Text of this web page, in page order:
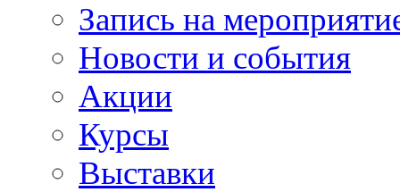
Запись на
Новости и события
Акции
Курсы
Выставки